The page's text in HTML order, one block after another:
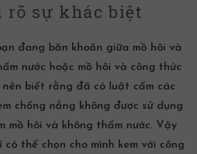
rõ sự khác biệt
đang băn khoăn giữa mồ hôi và
nước hoặc mồ hôi và công thức
nên biết rằng đã có luật cấm các
chống nắng không được sử dụng
mồ hôi và không thấm nước. Vậy
có thể chọn cho mình kem với công